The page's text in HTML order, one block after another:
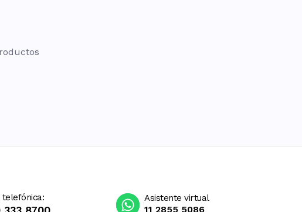
telefónica: Asistente virtual
11 2855 5086